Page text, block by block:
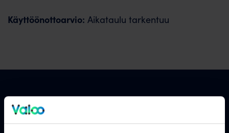
Käyttöönottoarvio: Aikataulu tarkentuu
Asiakastuki